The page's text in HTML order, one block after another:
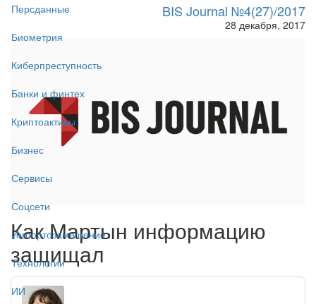
Персданные
Биометрия
Киберпреступность
Банки и финтех
Криптоактивы
Бизнес
Сервисы
Соцсети
Импортозамещение
Технологии
ИИ
BIS Journal №4(27)/2017
28 декабря, 2017
Как Мартын информацию
защищал